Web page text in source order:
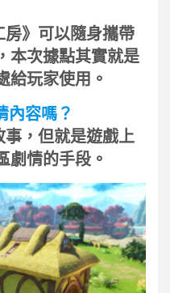
》可以隨身攜帶
本次據點其實就是
給玩家使用。
內容嗎？
，但就是遊戲上
劇情的手段。